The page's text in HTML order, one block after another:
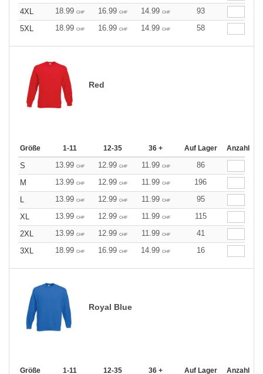
4XL
18.99 CHF 16.99 CHF 14.99 CHF
93
5XL
18.99 CHF 16.99 CHF 14.99 CHF 58
Red
Größe 1-11 12-35 36 + Auf Lager Anzahl
S 13.99 CHF 12.99 CHF 11.99 CHF
86
M
13.99 CHF 12.99 CHF 11.99 CHF
196
L
13.99 CHF 12.99 CHF 11.99 CHF
95
XL
13.99 CHF 12.99 CHF 11.99 CHF
115
2XL
13.99 CHF 12.99 CHF 11.99 CHF
41
3XL
18.99 CHF 16.99 CHF 14.99 CHF 16
Royal Blue
Größe 1-11 12-35 36 + Auf Lager Anzahl